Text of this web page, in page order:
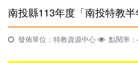
南投縣113年度「南投特教
發佈單位：特教資源中心 點閱率